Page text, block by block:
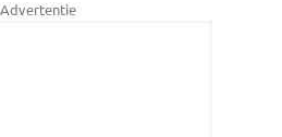
Advertentie